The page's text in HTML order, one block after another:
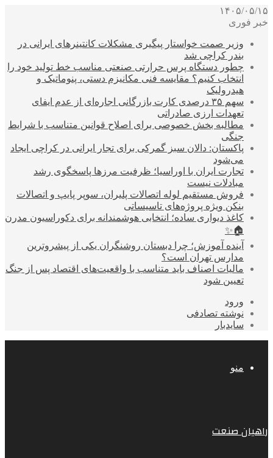
۱۴۰۵/۰۵/۱۵
خبر فوری
وزیر صمت خواستار پیگیری مشکلات کانتینرهای ایرانی در
بندر کراچی شد
چطور دستگاه پرس حرارتی صنعتی مناسب خط تولید خود را
انتخاب کنیم؟ مقایسه فنی مکانیزم دستی، پنوماتیک و
هیدرولیک
سهم ۳۵ درصدی کارت بازرگانی اجاره‌ای از عدم ایفای
تعهدات ارزی صادراتی
مطالبه بخش خصوصی برای اصلاح قوانین متناسب با شرایط
جنگی
پاکستان: دالان سبز گمرکی برای تجار ایرانی در کراچی ایجاد
می‌شود
تجارت ایران با اوراسیا؛ ظرفیت مرزها پاسخگوی رشد
مبادلات نیست
فروش مستقیم لوله اتصالات پلیران، سوپر پایپ و اتصالات
بنکن ویژه پروژه‌های تاسیساتی
کاغذ دیواری ساده؛ انتخابی هوشمندانه برای دکوراسیون مدرن
🏠✨
آینده آموزش؛ چرا دبستان روشنگران یکی از پیشروترین
مدارس تهران است؟
مالیات اصناف باید متناسب با واقعیت‌های اقتصاد پس از جنگ
تعیین شود
ورود
نوشته تصادفی
سایدبار
منو
راهیان صنعت